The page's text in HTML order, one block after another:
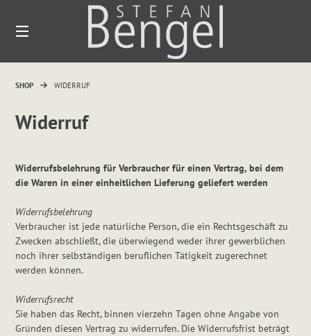
zum
SHOP WIDERRUF
Widerruf
Widerrufsbelehrung für Verbraucher für einen Vertrag, bei dem
die Waren in einer einheitlichen Lieferung geliefert werden
Widerrufsbelehrung
Verbraucher ist jede natürliche Person, die ein Rechtsgeschäft zu
Zwecken abschließt, die überwiegend weder ihrer gewerblichen
noch ihrer selbständigen beruflichen Tätigkeit zugerechnet
werden können.
Widerrufsrecht
Sie haben das Recht, binnen vierzehn Tagen ohne Angabe von
Gründen diesen Vertrag zu widerrufen. Die Widerrufsfrist beträgt